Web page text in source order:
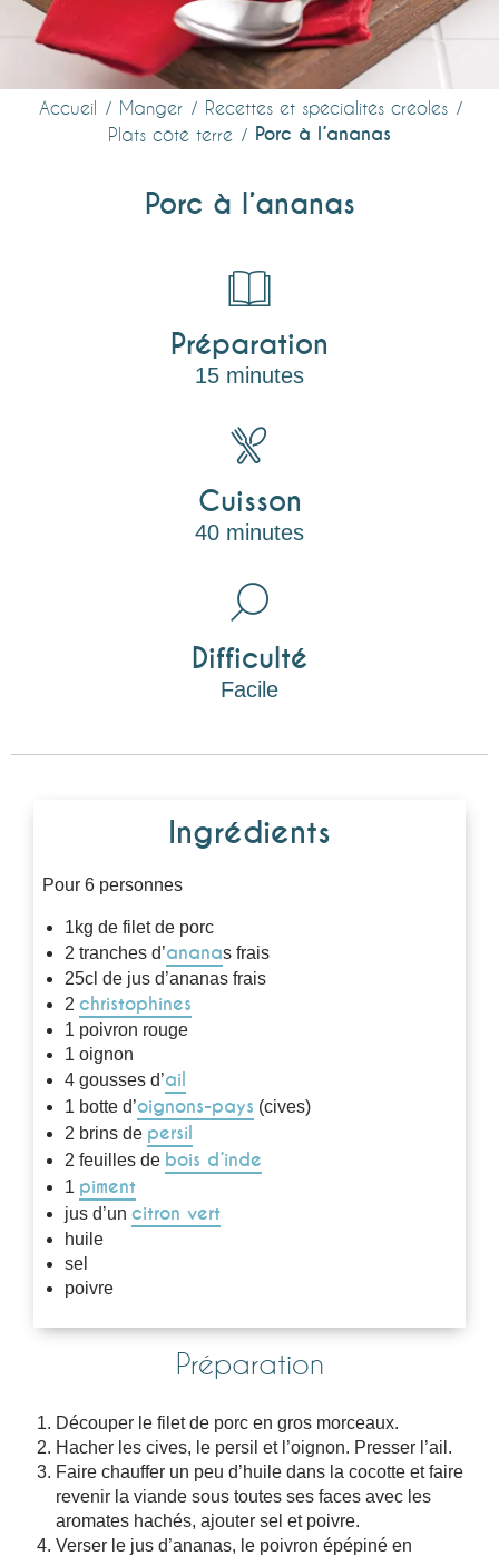
Accueil Manger
Recettes et spécialités créoles
Plats côté terre
Porc à l’ananas
Porc à l’ananas
Préparation
15 minutes
Cuisson
40 minutes
Difficulté
Facile
Ingrédients
Pour 6 personnes
1kg de filet de porc
2 tranches d’ananas frais
25cl de jus d’ananas frais
2 christophines
1 poivron rouge
1 oignon
4 gousses d’ail
1 botte d’oignons-pays (cives)
2 brins de persil
2 feuilles de bois d’inde
1 piment
jus d’un citron vert
huile
sel
poivre
Préparation
Découper le filet de porc en gros morceaux.
Hacher les cives, le persil et l’oignon. Presser l’ail.
Faire chauffer un peu d’huile dans la cocotte et faire
revenir la viande sous toutes ses faces avec les
aromates hachés, ajouter sel et poivre.
Verser le jus d’ananas, le poivron épépiné en